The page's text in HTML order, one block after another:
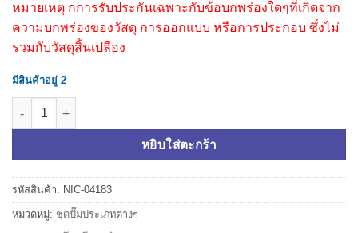
หมายเหตุ กการรับประกันเฉพาะกับข้อบกพร่องใดๆที่เกิดจาก
ความบกพร่องของวัสดุ การออกแบบ หรือการประกอบ ซึ่งไม่
รวมกับวัสดุสิ้นเปลือง
มีสินค้าอยู่ 2
จำนวน LX ปั๊มฉีดน้ำ BJZ037 (เป็นสแตนเลส) ชิ้น
หยิบใส่ตะกร้า
รหัสสินค้า: NIC-04183
หมวดหมู่: ชุดปั๊มประเภทต่างๆ